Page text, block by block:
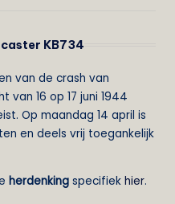
KB734
van de crash van
van 16 op 17 juni 1944
Op maandag 14 april is
en deels vrij toegankelijk
herdenking specifiek hier.